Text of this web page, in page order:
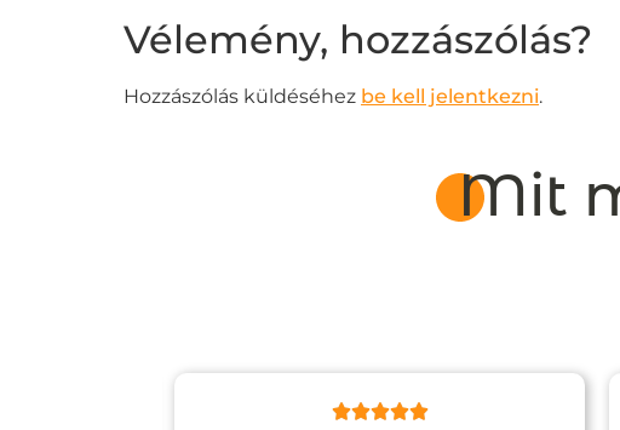
Vélemény, hozzászólás?
Hozzászólás küldéséhez be kell jelentkezni.
Mit